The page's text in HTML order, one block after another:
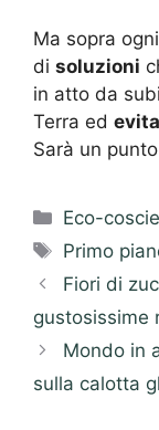
Ma sopra
di soluzioni
in atto da
Terra ed
Sarà un
Categorie
Eco-
Tag
Primo
Fiori di
gustosissime
Mondo in
sulla calotta